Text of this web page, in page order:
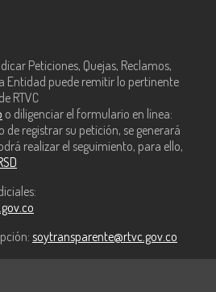
Peticiones, Quejas, Reclamos,
Entidad puede remitir lo pertinente
RTVC
o diligenciar el formulario en línea:
de registrar su petición, se generará
realizar el seguimiento, para ello,
soytransparente@rtvc.gov.co